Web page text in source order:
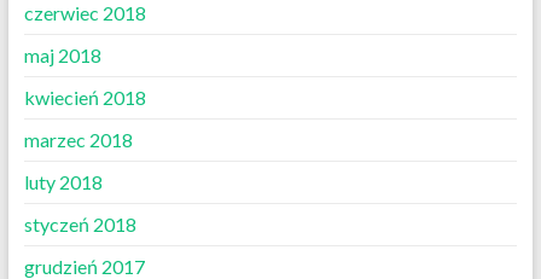
czerwiec 2018
maj 2018
kwiecień 2018
marzec 2018
luty 2018
styczeń 2018
grudzień 2017